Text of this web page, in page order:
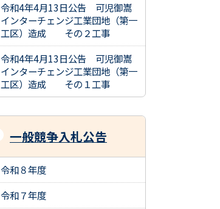
令和4年4月13日公告 可児御嵩
インターチェンジ工業団地（第一
工区）造成 その２工事
令和4年4月13日公告 可児御嵩
インターチェンジ工業団地（第一
工区）造成 その１工事
一般競争入札公告
令和８年度
令和７年度